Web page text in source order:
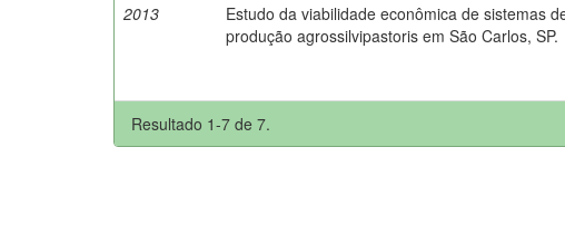
2013
Estudo da viabilidade econômica de sistemas
produção agrossilvipastoris em São Carlos, SP.
Resultado 1-7 de 7.